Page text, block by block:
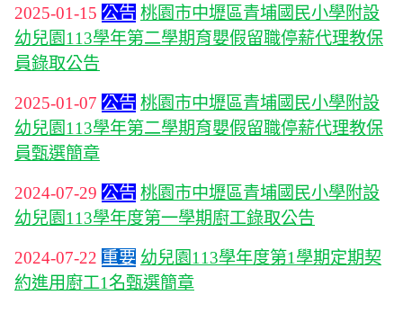
2025-01-15 公告 桃園市中壢區青埔國民小學附設
幼兒園113學年第二學期育嬰假留職停薪代理教保
員錄取公告
2025-01-07 公告 桃園市中壢區青埔國民小學附設
幼兒園113學年第二學期育嬰假留職停薪代理教保
員甄選簡章
2024-07-29 公告 桃園市中壢區青埔國民小學附設
幼兒園113學年度第一學期廚工錄取公告
2024-07-22 重要 幼兒園113學年度第1學期定期契
約進用廚工1名甄選簡章